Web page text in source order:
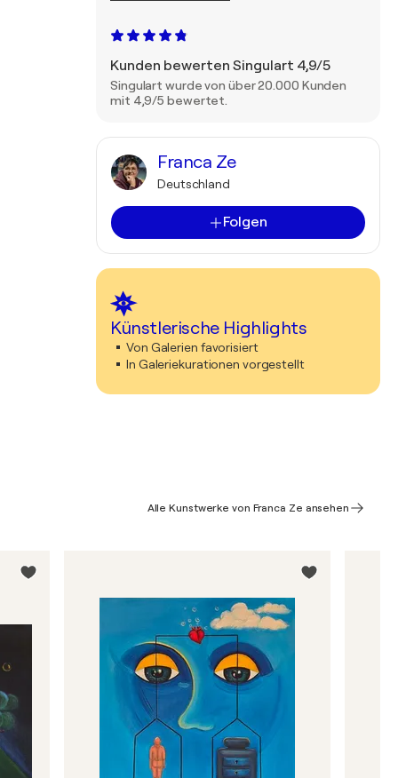
Kunden bewerten Singulart 4,9/5
Singulart wurde von über 20.000 Kunden
mit 4,9/5 bewertet.
Franca Ze
Deutschland
Folgen
Künstlerische Highlights
Von Galerien favorisiert
In Galeriekurationen vorgestellt
Alle Kunstwerke von Franca Ze ansehen